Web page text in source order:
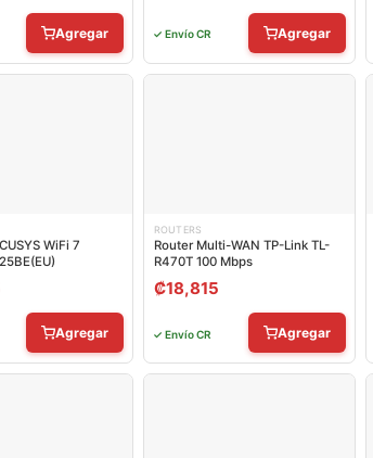
Agregar ✓ Envío CR Agregar
WiFi 7
Agregar
ROUTERS
Router Multi-WAN TP-Link TL-
R470T 100 Mbps
₡18,815
✓ Envío CR Agregar